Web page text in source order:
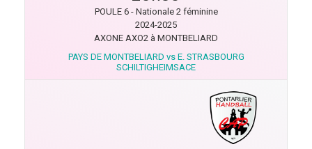
POULE 6 - Nationale 2 féminine
2024-2025
AXONE AXO2 à MONTBELIARD
PAYS DE MONTBELIARD vs E. STRASBOURG
SCHILTIGHEIMSACE